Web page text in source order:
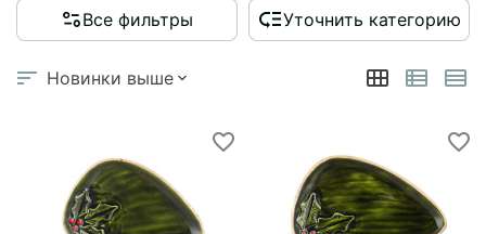
Все фильтры Уточнить категорию
Новинки выше